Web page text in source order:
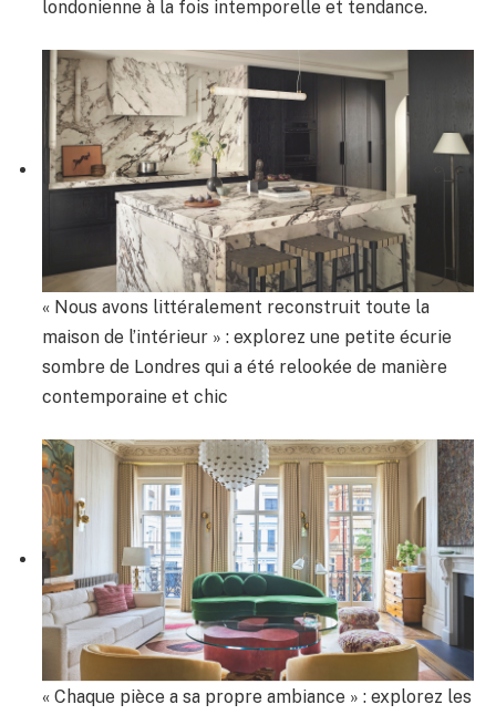
londonienne à la fois intemporelle et tendance.
« Nous avons littéralement reconstruit toute la
maison de l’intérieur » : explorez une petite écurie
sombre de Londres qui a été relookée de manière
contemporaine et chic
« Chaque pièce a sa propre ambiance » : explorez les